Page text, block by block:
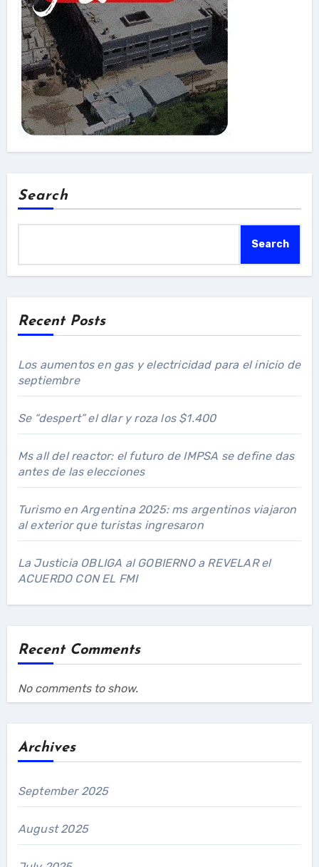
Search
Search
Recent Posts
Los aumentos en gas y electricidad para el inicio de
septiembre
Se “despert” el dlar y roza los $1.400
Ms all del reactor: el futuro de IMPSA se define das
antes de las elecciones
Turismo en Argentina 2025: ms argentinos viajaron
al exterior que turistas ingresaron
La Justicia OBLIGA al GOBIERNO a REVELAR el
ACUERDO CON EL FMI
Recent Comments
No comments to show.
Archives
September 2025
August 2025